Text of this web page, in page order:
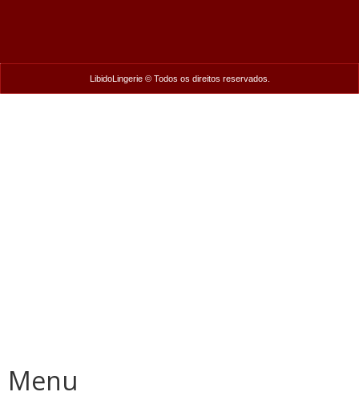
LibidoLingerie © Todos os direitos reservados.
Menu